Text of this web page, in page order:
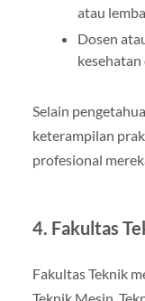
atau
Dosen
kesehatan
Selain
keterampilan
profesional
4. Fakultas
Fakultas Teknik
Teknik Mesin,